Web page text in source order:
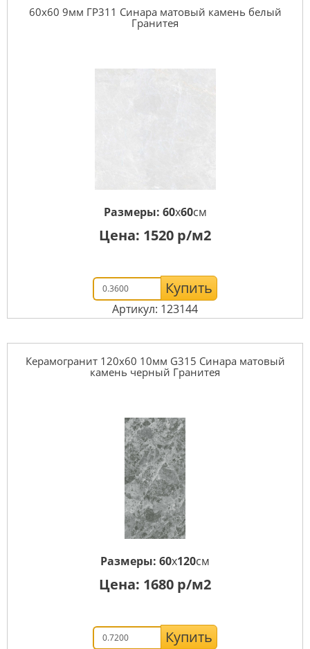
60x60 9мм ГР311 Синара матовый камень белый
Гранитея
Размеры: 60x60см
Цена: 1520 р/м2
Купить
Артикул: 123144
Керамогранит 120x60 10мм G315 Синара матовый
камень черный Гранитея
Размеры: 60x120см
Цена: 1680 р/м2
Купить